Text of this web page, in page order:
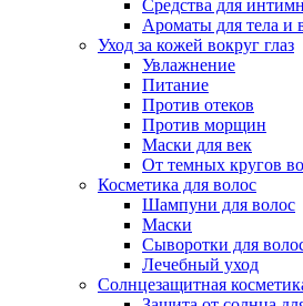
Средства для
Ароматы для тела и
Уход за кожей вокруг глаз
Увлажнение
Питание
Против отеков
Против морщин
Маски для век
От темных кругов
Косметика для волос
Шампуни для волос
Маски
Сыворотки для
Лечебный уход
Солнцезащитная